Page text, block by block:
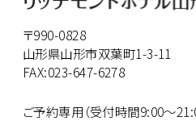
〒990-0828
山形県山形市双葉町1-3-11
FAX:023-647-6278
ご予約専用（受付時間9:00～